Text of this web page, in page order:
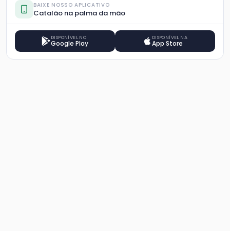
BAIXE NOSSO APLICATIVO
Catalão na palma da mão
DISPONÍVEL NO
Google Play
DISPONÍVEL NA
App Store